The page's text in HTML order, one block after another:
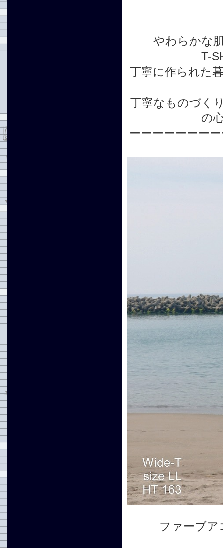
やわらかな
T-
丁寧に作られた
丁寧なものづく
の
ーーーーーーー
ファーブア